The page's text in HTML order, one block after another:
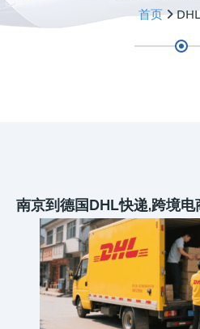
首页
南京到德国DHL快递,跨境